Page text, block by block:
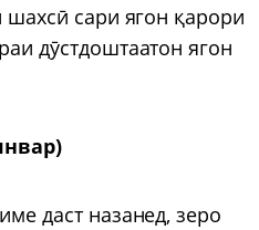
сари ягон қарори
дӯстдоштаатон ягон
даст назанед, зеро